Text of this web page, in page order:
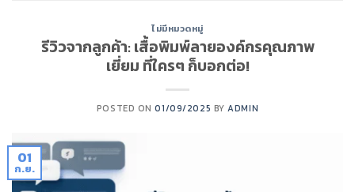
ไม่มีหมวดหมู่
รีวิวจากลูกค้า: เสื้อพิมพ์ลายองค์กรคุณภาพ
เยี่ยม ที่ใครๆ ก็บอกต่อ!
POSTED ON01/09/2025 BYADMIN
01
ก.ย.